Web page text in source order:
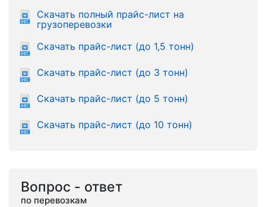
Скачать полный прайс-лист на
грузоперевозки
Скачать прайс-лист (до 1,5 тонн)
Скачать прайс-лист (до 3 тонн)
Скачать прайс-лист (до 5 тонн)
Скачать прайс-лист (до 10 тонн)
Вопрос - ответ
по перевозкам